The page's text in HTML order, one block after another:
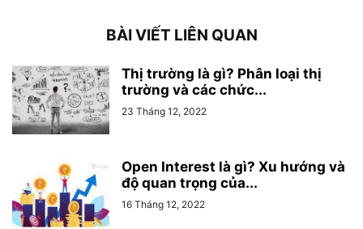
BÀI VIẾT LIÊN QUAN
Thị trường là gì? Phân loại thị
trường và các chức...
23 Tháng 12, 2022
Open Interest là gì? Xu hướng và
độ quan trọng của...
16 Tháng 12, 2022